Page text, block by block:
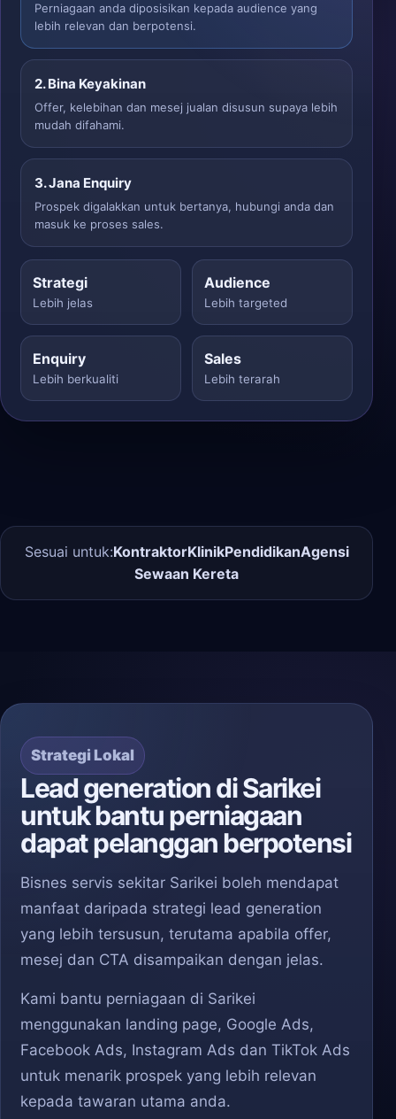
Perniagaan anda diposisikan kepada audience yang
lebih relevan dan berpotensi.
2. Bina Keyakinan
Offer, kelebihan dan mesej jualan disusun supaya lebih
mudah difahami.
3. Jana Enquiry
Prospek digalakkan untuk bertanya, hubungi anda dan
masuk ke proses sales.
Strategi
Lebih jelas
Audience
Lebih targeted
Enquiry
Lebih berkualiti
Sales
Lebih terarah
Sesuai untuk:KontraktorKlinikPendidikanAgensi
Sewaan Kereta
Strategi Lokal
Lead generation di Sarikei
untuk bantu perniagaan
dapat pelanggan berpotensi
Bisnes servis sekitar Sarikei boleh mendapat
manfaat daripada strategi lead generation
yang lebih tersusun, terutama apabila offer,
mesej dan CTA disampaikan dengan jelas.
Kami bantu perniagaan di Sarikei
menggunakan landing page, Google Ads,
Facebook Ads, Instagram Ads dan TikTok Ads
untuk menarik prospek yang lebih relevan
kepada tawaran utama anda.